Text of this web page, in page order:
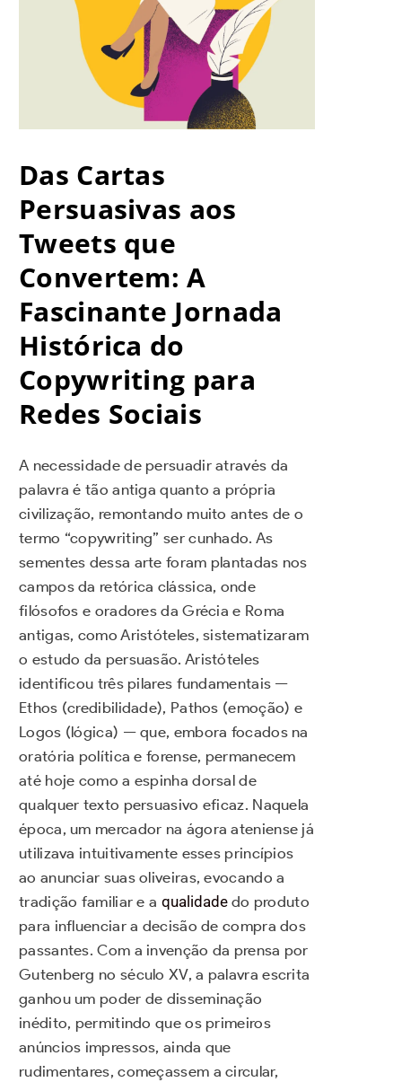
Das Cartas
Persuasivas aos
Tweets que
Convertem: A
Fascinante Jornada
Histórica do
Copywriting para
Redes Sociais
A necessidade de persuadir através da
palavra é tão antiga quanto a própria
civilização, remontando muito antes de o
termo “copywriting” ser cunhado. As
sementes dessa arte foram plantadas nos
campos da retórica clássica, onde
filósofos e oradores da Grécia e Roma
antigas, como Aristóteles, sistematizaram
o estudo da persuasão. Aristóteles
identificou três pilares fundamentais —
Ethos (credibilidade), Pathos (emoção) e
Logos (lógica) — que, embora focados na
oratória política e forense, permanecem
até hoje como a espinha dorsal de
qualquer texto persuasivo eficaz. Naquela
época, um mercador na ágora ateniense já
utilizava intuitivamente esses princípios
ao anunciar suas oliveiras, evocando a
tradição familiar e a qualidadedo produto
para influenciar a decisão de compra dos
passantes. Com a invenção da prensa por
Gutenberg no século XV, a palavra escrita
ganhou um poder de disseminação
inédito, permitindo que os primeiros
anúncios impressos, ainda que
rudimentares, começassem a circular,